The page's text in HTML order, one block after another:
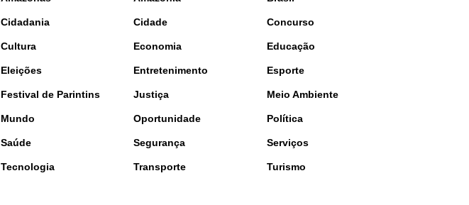
Cidadania Cidade Concurso
Cultura Economia Educação
Eleições Entretenimento Esporte
Festival de Parintins Justiça Meio Ambiente
Mundo Oportunidade Política
Saúde Segurança Serviços
Tecnologia Transporte Turismo